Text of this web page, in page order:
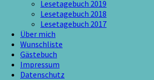
Lesetagebuch 2019
Lesetagebuch 2018
Lesetagebuch 2017
Über mich
Wunschliste
Gästebuch
Impressum
Datenschutz